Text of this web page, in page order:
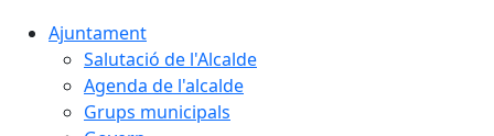
Ajuntament
Salutació de l'Alcalde
Agenda de l'alcalde
Grups municipals